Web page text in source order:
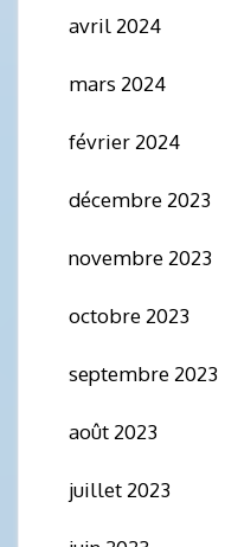
avril 2024
mars 2024
février 2024
décembre 2023
novembre 2023
octobre 2023
septembre 2023
août 2023
juillet 2023